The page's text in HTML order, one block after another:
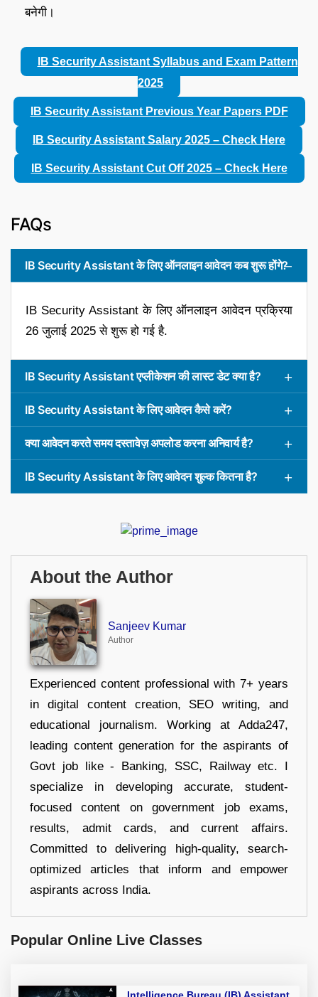
बनेगी।
IB Security Assistant Syllabus and Exam Pattern
2025
IB Security Assistant Previous Year Papers PDF
IB Security Assistant Salary 2025 – Check Here
IB Security Assistant Cut Off 2025 – Check Here
FAQs
IB Security Assistant के लिए ऑनलाइन आवेदन कब शुरू होंगे?
IB Security Assistant के लिए ऑनलाइन आवेदन प्रक्रिया
26 जुलाई 2025 से शुरू हो गई है.
IB Security Assistant एप्लीकेशन की लास्ट डेट क्या है?
IB Security Assistant के लिए आवेदन कैसे करें?
क्या आवेदन करते समय दस्तावेज़ अपलोड करना अनिवार्य है?
IB Security Assistant के लिए आवेदन शुल्क कितना है?
About the Author
Sanjeev Kumar
Author
Experienced content professional with 7+ years
in digital content creation, SEO writing, and
educational journalism. Working at Adda247,
leading content generation for the aspirants of
Govt job like - Banking, SSC, Railway etc. I
specialize in developing accurate, student-
focused content on government job exams,
results, admit cards, and current affairs.
Committed to delivering high-quality, search-
optimized articles that inform and empower
aspirants across India.
Popular Online Live Classes